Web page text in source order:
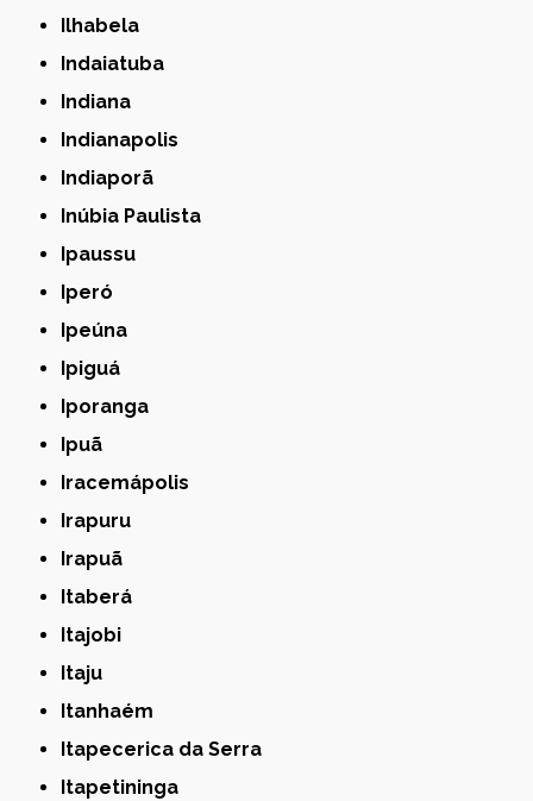
Ilhabela
Indaiatuba
Indiana
Indianapolis
Indiaporã
Inúbia Paulista
Ipaussu
Iperó
Ipeúna
Ipiguá
Iporanga
Ipuã
Iracemápolis
Irapuru
Irapuã
Itaberá
Itajobi
Itaju
Itanhaém
Itapecerica da Serra
Itapetininga